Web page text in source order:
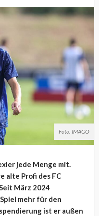
Foto: IMAGO
jede Menge mit.
alte Profi des FC
März 2024
mehr für den
ist er außen